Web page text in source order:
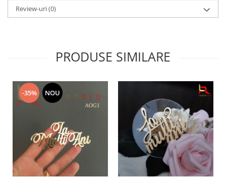
Review-uri(0)
PRODUSE SIMILARE
-35% NOU